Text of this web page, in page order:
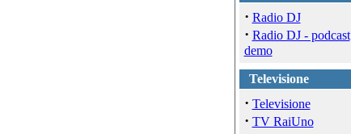
· Radio DJ
· Radio DJ - podcast
demo
Televisione
· Televisione
· TV RaiUno